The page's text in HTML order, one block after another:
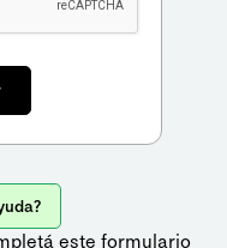
este formulario